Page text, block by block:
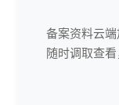
备案资料云端
随时调取查